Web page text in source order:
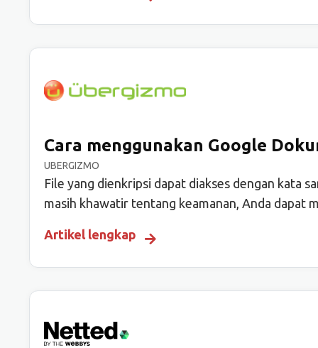
Cara menggunakan Google
UBERGIZMO
File yang dienkripsi dapat diakses dengan kata
masih khawatir tentang keamanan, Anda dapat
Artikel lengkap